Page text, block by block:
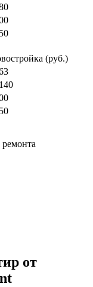
(руб.)
от